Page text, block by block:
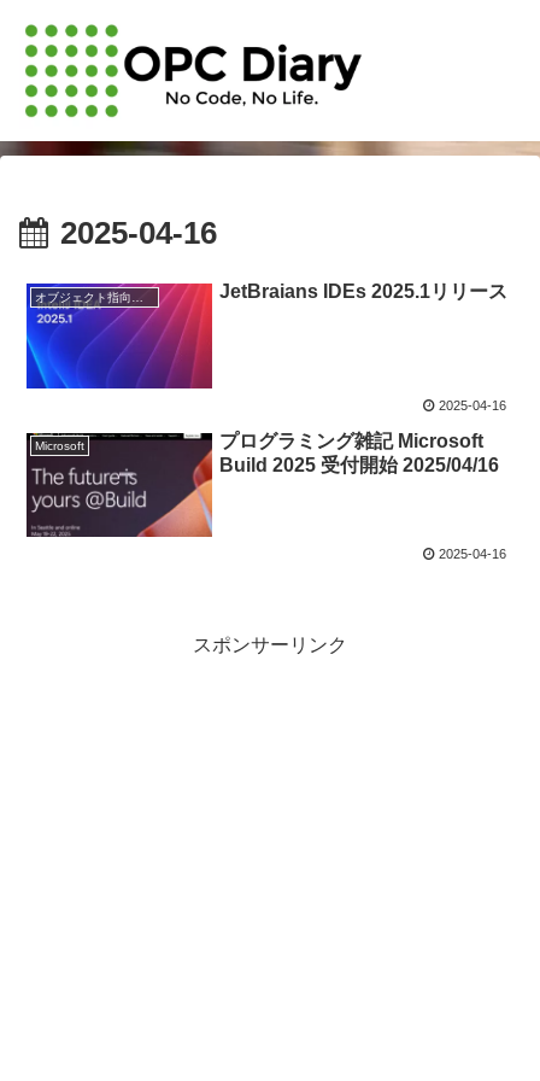
2025-04-16
JetBraians IDEs 2025.1リリース
2025-04-16
Microsoft
プログラミング雑記 Microsoft
Build 2025 受付開始 2025/04/16
2025-04-16
スポンサーリンク